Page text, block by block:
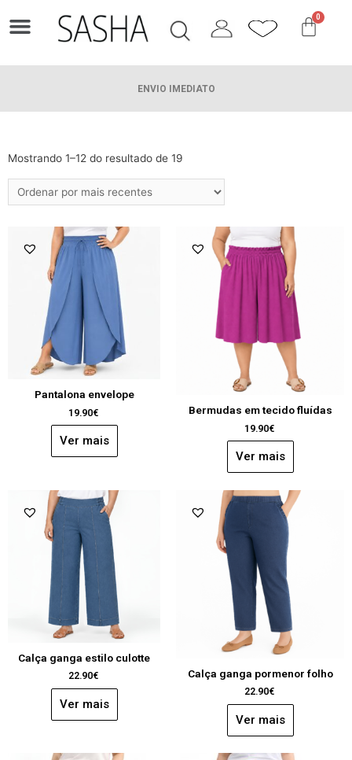
0
ENVIO IMEDIATO
Mostrando 1–12 do resultado de 19
Pantalona envelope
19.90€
Ver mais
Bermudas em tecido fluídas
19.90€
Ver mais
Calça ganga estilo culotte
22.90€
Ver mais
Calça ganga pormenor folho
22.90€
Ver mais